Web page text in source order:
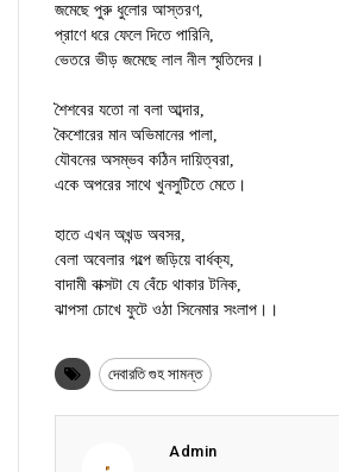
জমেছে পুরু ধুলোর আস্তরণ,
প্রাণে ধরে ফেলে দিতে পারিনি,
ভেতরে ভীড় জমেছে লাল নীল স্মৃতিদের।
শৈশবের যতো না বলা আব্দার,
কৈশোরের মান অভিমানের পালা,
যৌবনের অসম্ভব কঠিন দায়িত্বরা,
একে অপরের সাথে খুনসুটিতে মেতে।
হাতে এখন অখন্ড অবসর,
বেলা অবেলার গল্পে জড়িয়ে বার্ধক্য,
বাদামী বাক্সটা যে বেঁচে থাকার টনিক,
ঝাপসা চোখে ফুটে ওঠা সিনেমার সংলাপ।।
দেবারতি গুহ সামন্ত
Admin